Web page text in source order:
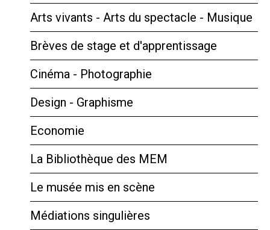
Arts vivants - Arts du spectacle - Musique
Brèves de stage et d'apprentissage
Cinéma - Photographie
Design - Graphisme
Economie
La Bibliothèque des MEM
Le musée mis en scène
Médiations singulières